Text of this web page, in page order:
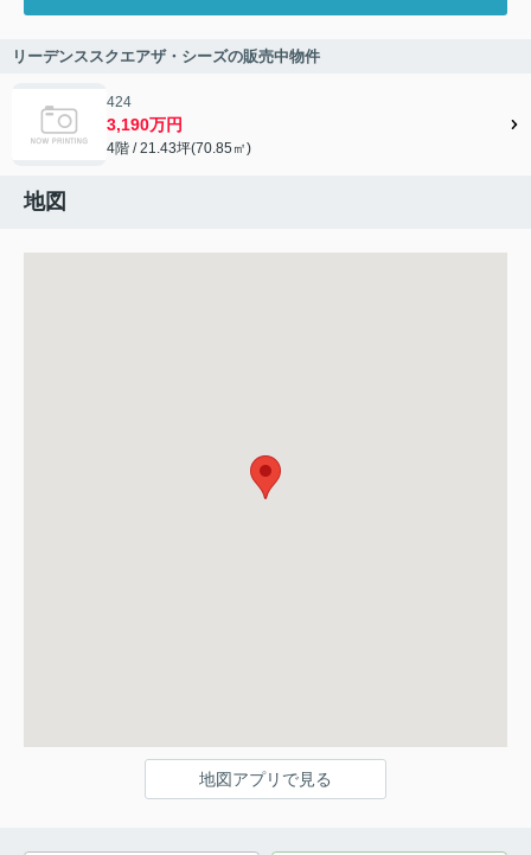
リーデンススクエアザ・シーズの販売中物件
424
3,190万円
4階 / 21.43坪(70.85㎡)
地図
地図アプリで見る